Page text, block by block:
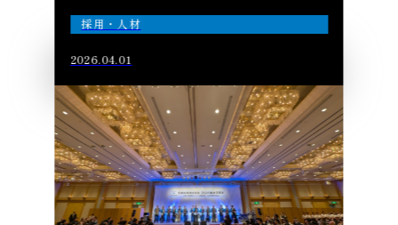
採用・人材
2026.04.01